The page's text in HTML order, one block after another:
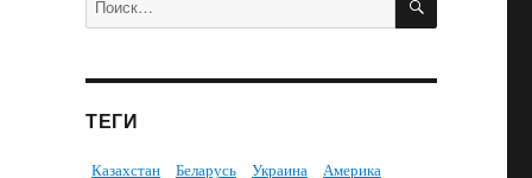
ТЕГИ
Казахстан Беларусь Украина
Америка